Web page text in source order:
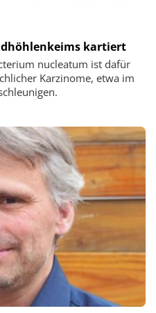
kartiert
nucleatum ist dafür
Karzinome, etwa im